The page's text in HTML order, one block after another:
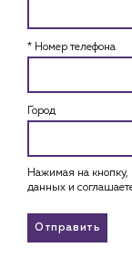
* Номер телефона
Город
Нажимая на кнопку,
данных и
Отправить